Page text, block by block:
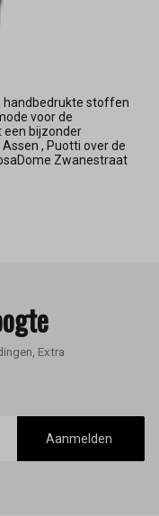
handbedrukte stoffen
voor de
een bijzonder
, Puotti over de
Zwanestraat
Extra
Aanmelden